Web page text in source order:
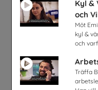
Kyl &
och
Möt
kyl &
och
Träffa